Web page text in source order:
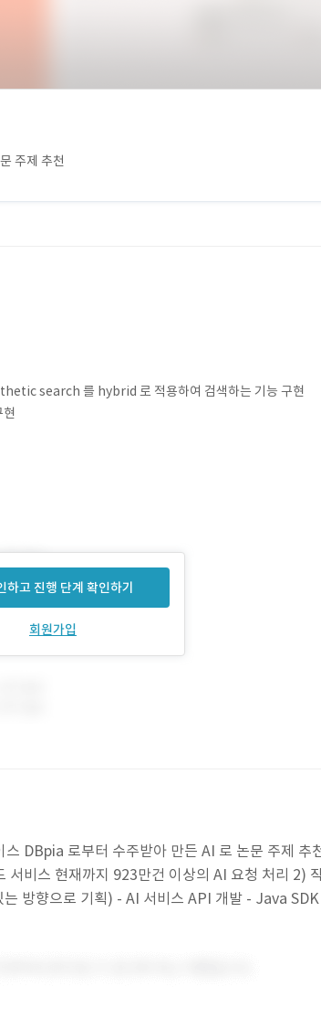
주제 추천
search 를 hybrid 로 적용하여 검색하는 기능 구현
현
하고 진행 단계 확인하기
회원가입
DBpia 로부터 수주받아 만든 AI 로 논문 주제 추
서비스 현재까지 923만건 이상의 AI 요청 처리 2)
방향으로 기획) - AI 서비스 API 개발 - Java